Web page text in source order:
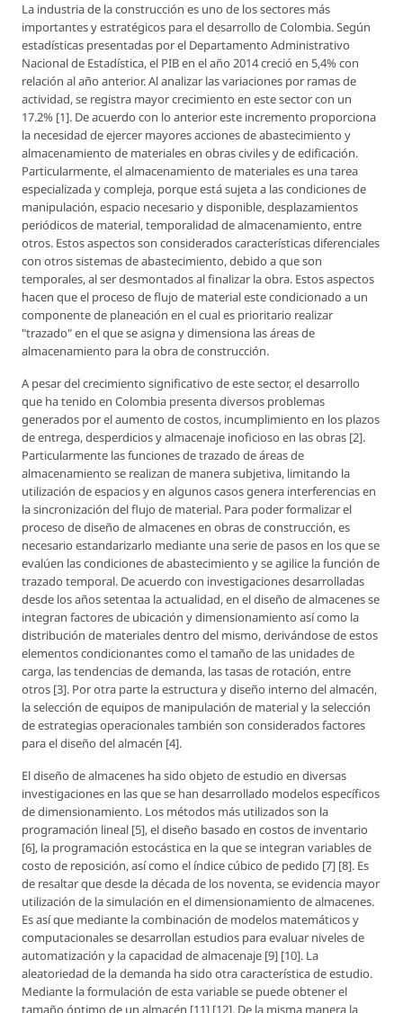
La industria de la construcción es uno de los sectores más
importantes y estratégicos para el desarrollo de Colombia. Según
estadísticas presentadas por el Departamento Administrativo
Nacional de Estadística, el PIB en el año 2014 creció en 5,4% con
relación al año anterior. Al analizar las variaciones por ramas de
actividad, se registra mayor crecimiento en este sector con un
17.2% [1]. De acuerdo con lo anterior este incremento proporciona
la necesidad de ejercer mayores acciones de abastecimiento y
almacenamiento de materiales en obras civiles y de edificación.
Particularmente, el almacenamiento de materiales es una tarea
especializada y compleja, porque está sujeta a las condiciones de
manipulación, espacio necesario y disponible, desplazamientos
periódicos de material, temporalidad de almacenamiento, entre
otros. Estos aspectos son considerados características diferenciales
con otros sistemas de abastecimiento, debido a que son
temporales, al ser desmontados al finalizar la obra. Estos aspectos
hacen que el proceso de flujo de material este condicionado a un
componente de planeación en el cual es prioritario realizar
"trazado" en el que se asigna y dimensiona las áreas de
almacenamiento para la obra de construcción.
A pesar del crecimiento significativo de este sector, el desarrollo
que ha tenido en Colombia presenta diversos problemas
generados por el aumento de costos, incumplimiento en los plazos
de entrega, desperdicios y almacenaje inoficioso en las obras [2].
Particularmente las funciones de trazado de áreas de
almacenamiento se realizan de manera subjetiva, limitando la
utilización de espacios y en algunos casos genera interferencias en
la sincronización del flujo de material. Para poder formalizar el
proceso de diseño de almacenes en obras de construcción, es
necesario estandarizarlo mediante una serie de pasos en los que se
evalúen las condiciones de abastecimiento y se agilice la función de
trazado temporal. De acuerdo con investigaciones desarrolladas
desde los años setentaa la actualidad, en el diseño de almacenes se
integran factores de ubicación y dimensionamiento así como la
distribución de materiales dentro del mismo, derivándose de estos
elementos condicionantes como el tamaño de las unidades de
carga, las tendencias de demanda, las tasas de rotación, entre
otros [3]. Por otra parte la estructura y diseño interno del almacén,
la selección de equipos de manipulación de material y la selección
de estrategias operacionales también son considerados factores
para el diseño del almacén [4].
El diseño de almacenes ha sido objeto de estudio en diversas
investigaciones en las que se han desarrollado modelos específicos
de dimensionamiento. Los métodos más utilizados son la
programación lineal [5], el diseño basado en costos de inventario
[6], la programación estocástica en la que se integran variables de
costo de reposición, así como el índice cúbico de pedido [7] [8]. Es
de resaltar que desde la década de los noventa, se evidencia mayor
utilización de la simulación en el dimensionamiento de almacenes.
Es así que mediante la combinación de modelos matemáticos y
computacionales se desarrollan estudios para evaluar niveles de
automatización y la capacidad de almacenaje [9] [10]. La
aleatoriedad de la demanda ha sido otra característica de estudio.
Mediante la formulación de esta variable se puede obtener el
tamaño óptimo de un almacén [11] [12]. De la misma manera la